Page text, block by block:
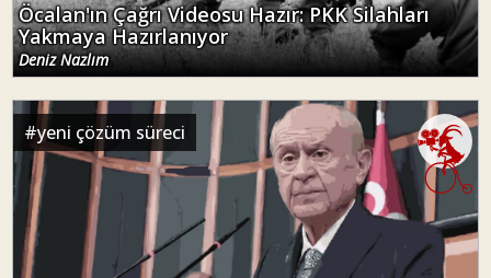
Öcalan'ın Çağrı Videosu Hazır: PKK Silahları
Yakmaya Hazırlanıyor
Deniz Nazlım
#yeni çözüm süreci